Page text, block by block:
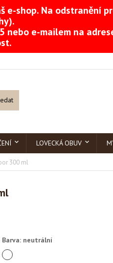
e-shop. Na odstranění
nebo e-mailem na
LOVECKÁ OBUV
300 ml
Barva: neutrální
neutrální